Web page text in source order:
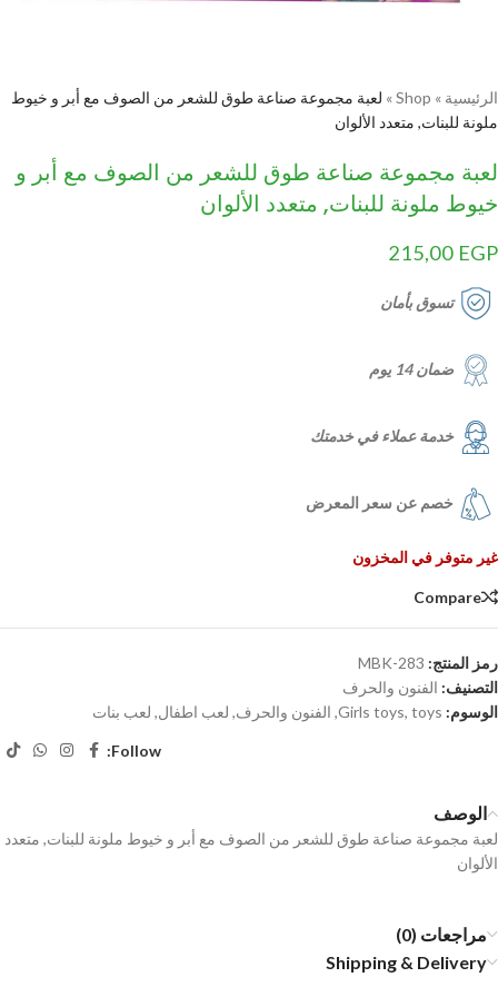
الرئيسية »
Shop
» لعبة مجموعة صناعة طوق للشعر من الصوف مع أبر و خيوط
ملونة للبنات, متعدد الألوان
لعبة مجموعة صناعة طوق للشعر من الصوف مع أبر و
خيوط ملونة للبنات, متعدد الألوان
215,00 EGP
تسوق بأمان
ضمان 14 يوم
خدمة عملاء في خدمتك
خصم عن سعر المعرض
غير متوفر في المخزون
Compare
رمز المنتج: MBK-283
التصنيف: الفنون والحرف
الوسوم:
Girls toys, toys
, الفنون والحرف, لعب اطفال, لعب بنات
Follow:
الوصف
لعبة مجموعة صناعة طوق للشعر من الصوف مع أبر و خيوط ملونة للبنات, متعدد
الألوان
مراجعات (0)
Shipping & Delivery